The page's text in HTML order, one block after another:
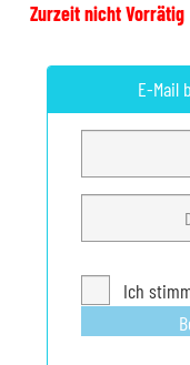
Zurzeit nicht Vorrätig
E-Mail
Ich